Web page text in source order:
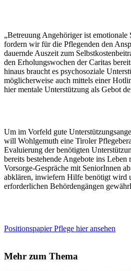
„Betreuung Angehöriger ist emotionale
fordern wir für die Pflegenden den
dauernde Auszeit zum
den Erholungswochen der Caritas
hinaus braucht es psychosoziale
möglicherweise auch mittels einer
hier mentale Unterstützung als Gebot
Um im Vorfeld gute
will Wohlgemuth eine Tiroler
Evaluierung der benötigten
bereits bestehende Angebote ins
Vorsorge-Gespräche mit SeniorInnen
abklären, inwiefern Hilfe benötigt wird
erforderlichen Behördengängen
Positionspapier Pflege hier ansehen
Mehr zum Thema